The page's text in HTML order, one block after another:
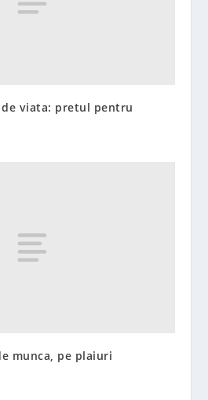
viata: pretul pentru
munca, pe plaiuri